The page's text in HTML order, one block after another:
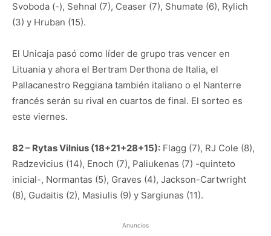
Svoboda (-), Sehnal (7), Ceaser (7), Shumate (6), Rylich
(3) y Hruban (15).
El Unicaja pasó como líder de grupo tras vencer en
Lituania y ahora el Bertram Derthona de Italia, el
Pallacanestro Reggiana también italiano o el Nanterre
francés serán su rival en cuartos de final. El sorteo es
este viernes.
82 – Rytas Vilnius (18+21+28+15): Flagg (7), RJ Cole (8),
Radzevicius (14), Enoch (7), Paliukenas (7) -quinteto
inicial-, Normantas (5), Graves (4), Jackson-Cartwright
(8), Gudaitis (2), Masiulis (9) y Sargiunas (11).
Anuncios